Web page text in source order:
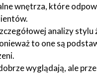
wnętrza, które
.
analizy stylu
to one są
wyglądają, ale